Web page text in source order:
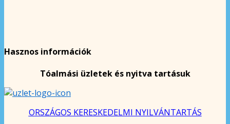
Hasznos információk
Tóalmási üzletek és nyitva tartásuk
ORSZÁGOS KERESKEDELMI NYILVÁNTARTÁS